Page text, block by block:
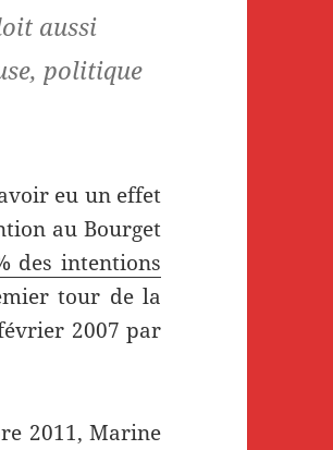
aussi
politique
eu un effet
au Bourget
des intentions
tour de la
2007 par
2011, Marine